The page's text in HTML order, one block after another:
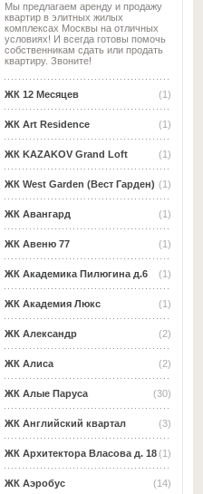
Мы предлагаем аренду и продажу
квартир в элитных жилых
комплексах Москвы на отличных
условиях! И всегда готовы помочь
собственникам сдать или продать
квартиру. Звоните!
(1)
ЖК 12 Месяцев
(1)
ЖК Art Residence
(1)
ЖК KAZAKOV Grand Loft
(1)
ЖК West Garden (Вест Гарден)
(1)
ЖК Авангард
(1)
ЖК Авеню 77
(1)
ЖК Академика Пилюгина д.6
(1)
ЖК Академия Люкс
(2)
ЖК Александр
(2)
ЖК Алиса
(30)
ЖК Алые Паруса
(3)
ЖК Английский квартал
(1)
ЖК Архитектора Власова д. 18
(14)
ЖК Аэробус